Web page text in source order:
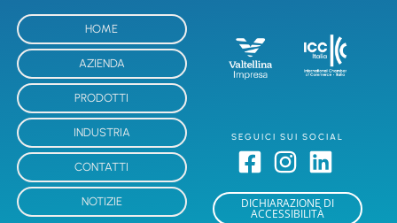
HOME
AZIENDA
PRODOTTI
INDUSTRIA
CONTATTI
NOTIZIE
SEGUICI SUI SOCIAL
DICHIARAZIONE DI
ACCESSIBILITÀ